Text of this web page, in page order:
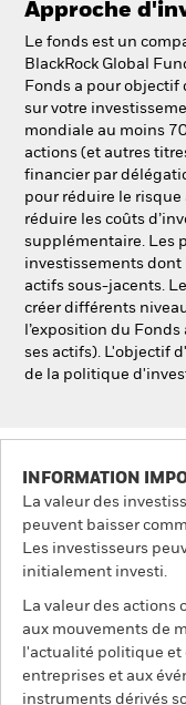
NL FR
BlackRock
iShares
Aladdin
Notre société
Approche
Le fonds est un
BlackRock Global
Fonds a pour objectif
sur votre
mondiale au moins
actions (et autres
financier par
pour réduire le
réduire les coûts
supplémentaire. Les
investissements dont
actifs sous-jacents.
créer différents
l’exposition du
ses actifs). L'objectif
de la politique
INFORMATION
La valeur des
peuvent baisser
Les investisseurs
initialement investi.
La valeur des actions
aux mouvements de
l'actualité politique et
entreprises et aux
instruments dérivés